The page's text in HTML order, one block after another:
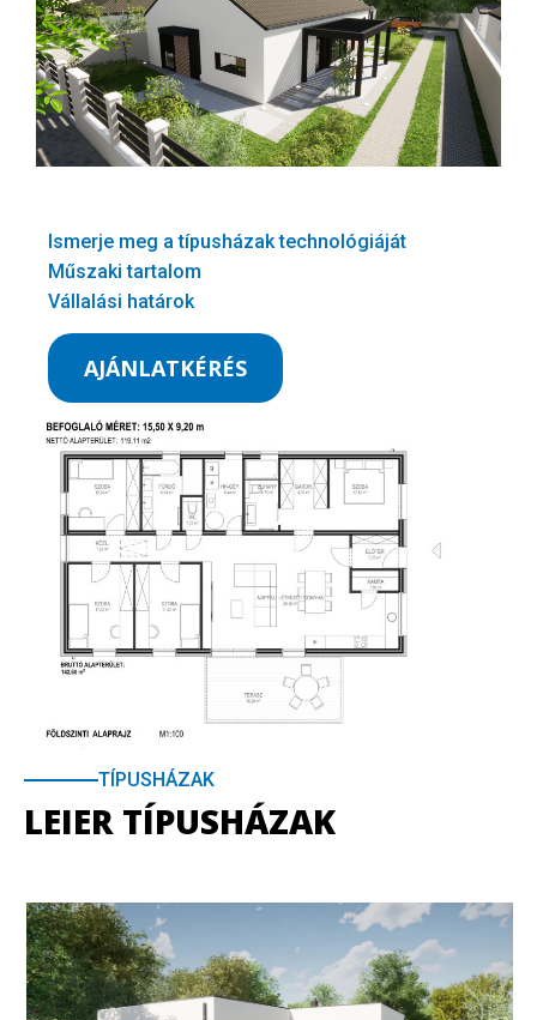
Ismerje meg a típusházak technológiáját
Műszaki tartalom
Vállalási határok
AJÁNLATKÉRÉS
TÍPUSHÁZAK
LEIER TÍPUSHÁZAK